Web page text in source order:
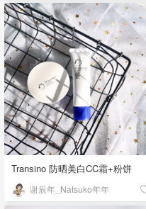
Transino 防晒美白CC霜+粉饼
谢辰年_Natsuko年年